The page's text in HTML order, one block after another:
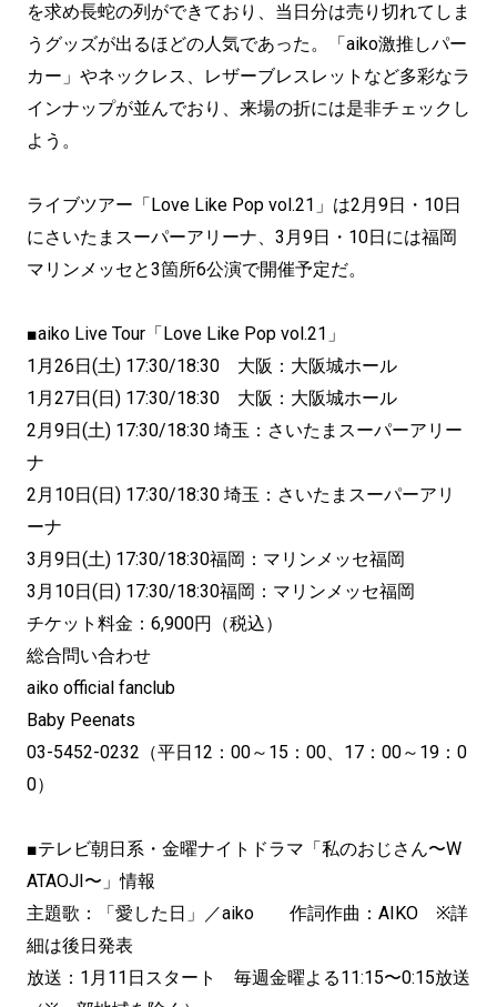
を求め長蛇の列ができており、当日分は売り切れてしま
うグッズが出るほどの人気であった。「aiko激推しパー
カー」やネックレス、レザーブレスレットなど多彩なラ
インナップが並んでおり、来場の折には是非チェックし
よう。
ライブツアー「Love Like Pop vol.21」は2月9日・10日
にさいたまスーパーアリーナ、3月9日・10日には福岡
マリンメッセと3箇所6公演で開催予定だ。
■aiko Live Tour「Love Like Pop vol.21」
1月26日(土) 17:30/18:30 大阪：大阪城ホール
1月27日(日) 17:30/18:30 大阪：大阪城ホール
2月9日(土) 17:30/18:30 埼玉：さいたまスーパーアリー
ナ
2月10日(日) 17:30/18:30 埼玉：さいたまスーパーアリ
ーナ
3月9日(土) 17:30/18:30福岡：マリンメッセ福岡
3月10日(日) 17:30/18:30福岡：マリンメッセ福岡
チケット料金：6,900円（税込）
総合問い合わせ
aiko official fanclub
Baby Peenats
03-5452-0232（平日12：00～15：00、17：00～19：0
0）
■テレビ朝日系・金曜ナイトドラマ「私のおじさん〜W
ATAOJI〜」情報
主題歌：「愛した日」／aiko 作詞作曲：AIKO ※詳
細は後日発表
放送：1月11日スタート 毎週金曜よる11:15〜0:15放送